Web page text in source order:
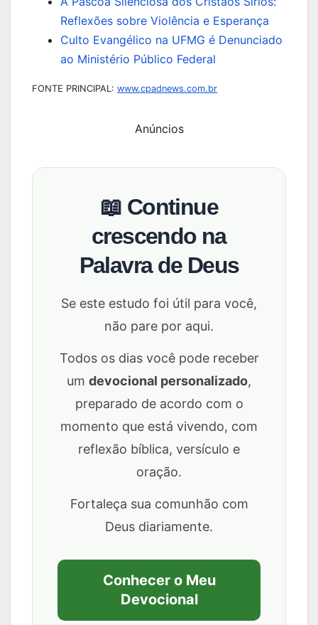
Reflexões sobre Violência e Esperança
Culto Evangélico na UFMG é Denunciado
ao Ministério Público Federal
FONTE PRINCIPAL: www.cpadnews.com.br
Anúncios
📖 Continue
crescendo na
Palavra de Deus
Se este estudo foi útil para você,
não pare por aqui.
Todos os dias você pode receber
um devocional personalizado,
preparado de acordo com o
momento que está vivendo, com
reflexão bíblica, versículo e
oração.
Fortaleça sua comunhão com
Deus diariamente.
Conhecer o Meu
Devocional